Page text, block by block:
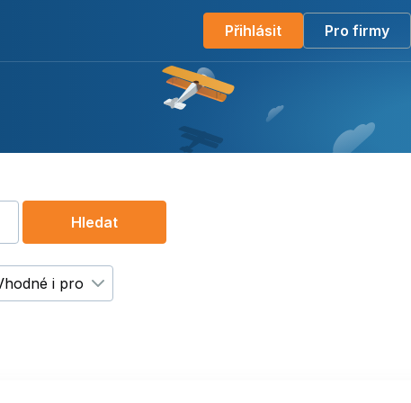
Přihlásit Pro firmy
filtr Zadavatel
i pro
Změnit filtr
Hledat